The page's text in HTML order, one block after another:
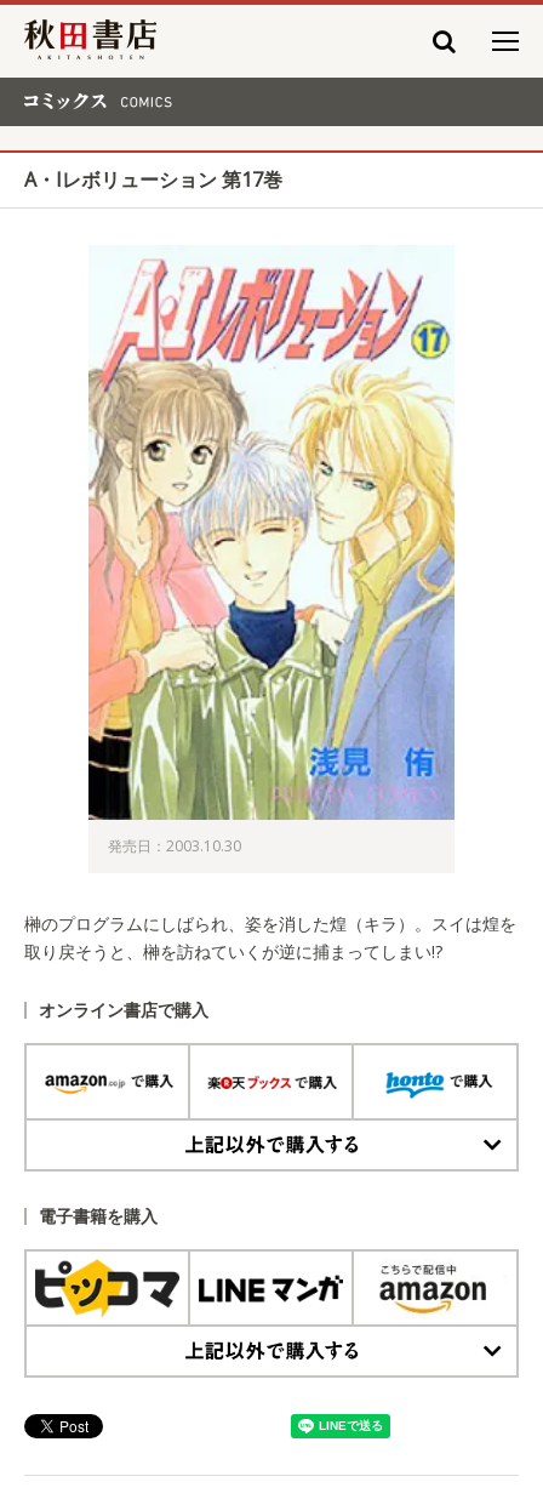
秋田書店
A・Iレボリューション 第17巻
発売日：2003.10.30
榊のプログラムにしばられ、姿を消した煌（キラ）。スイは煌を
取り戻そうと、榊を訪ねていくが逆に捕まってしまい!?
オンライン書店で購入
電子書籍を購入